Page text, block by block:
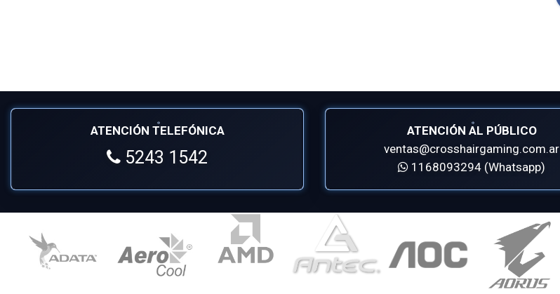
ATENCIÓN TELEFÓNICA
5243 1542
ATENCIÓN AL PÚBLICO
ventas@crosshairgaming.com.ar
1168093294 (Whatsapp)